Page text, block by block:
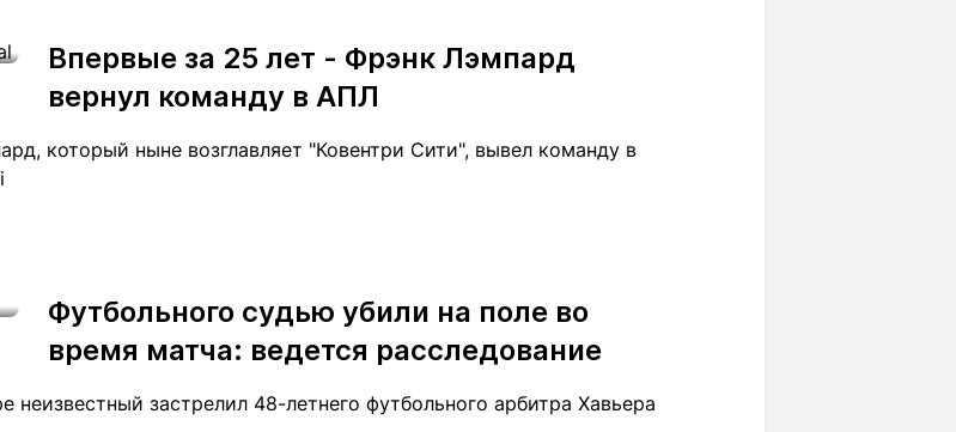
Впервые за 25 лет - Фрэнк Лэмпард
вернул команду в АПЛ
который ныне возглавляет "Ковентри Сити", вывел команду в
Футбольного судью убили на поле во
время матча: ведется расследование
неизвестный застрелил 48-летнего футбольного арбитра Хавьера